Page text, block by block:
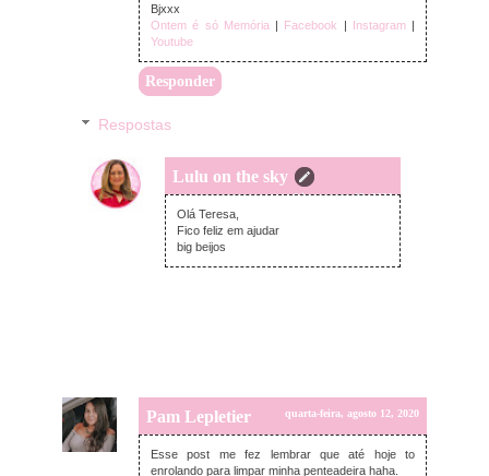
Bjxxx
Ontem é só Memória | Facebook | Instagram|
Youtube
Responder
Respostas
Lulu on the sky
quarta-feira, agosto 12, 2020
Olá Teresa,
Fico feliz em ajudar
big beijos
Pam Lepletier quarta-feira, agosto 12, 2020
Esse post me fez lembrar que até hoje to
enrolando para limpar minha penteadeira haha.